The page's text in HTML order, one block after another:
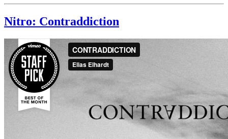
Nitro: Contraddiction